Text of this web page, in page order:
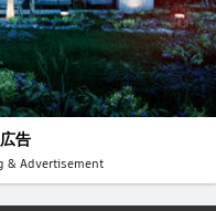
告
& Advertisement